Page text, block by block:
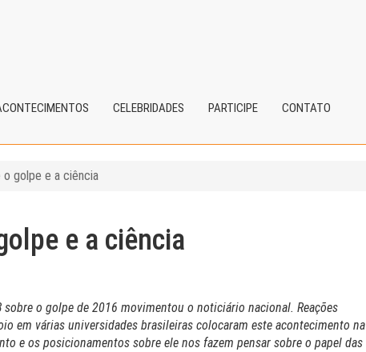
CELEBRIDADES PARTICIPE CONTATO
golpe e a ciência
e a ciência
o golpe de 2016 movimentou o noticiário nacional. Reações
em várias universidades brasileiras colocaram este acontecimento na
e os posicionamentos sobre ele nos fazem pensar sobre o papel das